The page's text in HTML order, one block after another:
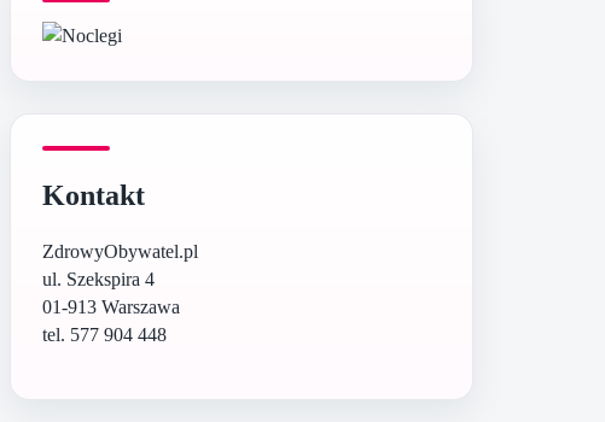
Kontakt
ZdrowyObywatel.pl
ul. Szekspira 4
01-913 Warszawa
tel. 577 904 448